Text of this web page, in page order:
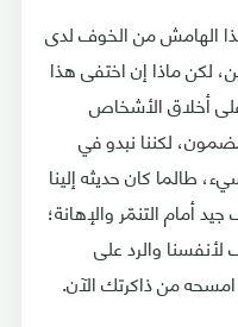
الهامش من الخوف لدى
لكن ماذا إن اختفى هذا
أخلاق الأشخاص
لكننا نبدو في
طالما كان حديثه إلينا
أمام التنمّر والإهانة؛
والرد على
من ذاكرتك الآن.